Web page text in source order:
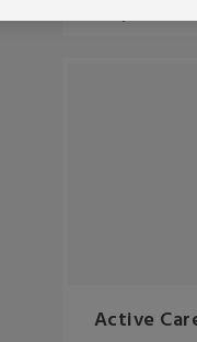
Om produkten
Active